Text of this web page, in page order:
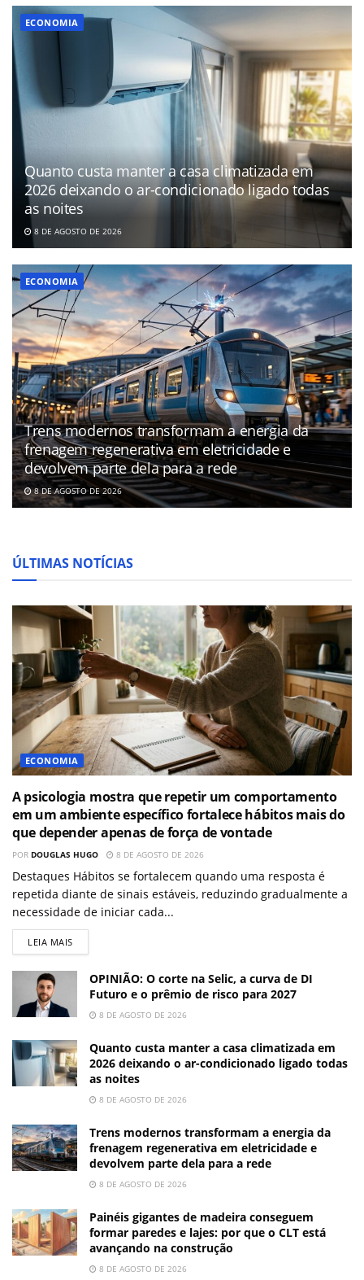
ECONOMIA
Quanto custa manter a casa climatizada em
2026 deixando o ar-condicionado ligado todas
as noites
8 DE AGOSTO DE 2026
ECONOMIA
Trens modernos transformam a energia da
frenagem regenerativa em eletricidade e
devolvem parte dela para a rede
8 DE AGOSTO DE 2026
ÚLTIMAS NOTÍCIAS
ECONOMIA
A psicologia mostra que repetir um comportamento
em um ambiente específico fortalece hábitos mais do
que depender apenas de força de vontade
POR DOUGLAS HUGO 8 DE AGOSTO DE 2026
Destaques Hábitos se fortalecem quando uma resposta é
repetida diante de sinais estáveis, reduzindo gradualmente a
necessidade de iniciar cada...
LEIA MAIS
OPINIÃO: O corte na Selic, a curva de DI
Futuro e o prêmio de risco para 2027
8 DE AGOSTO DE 2026
Quanto custa manter a casa climatizada em
2026 deixando o ar-condicionado ligado todas
as noites
8 DE AGOSTO DE 2026
Trens modernos transformam a energia da
frenagem regenerativa em eletricidade e
devolvem parte dela para a rede
8 DE AGOSTO DE 2026
Painéis gigantes de madeira conseguem
formar paredes e lajes: por que o CLT está
avançando na construção
8 DE AGOSTO DE 2026